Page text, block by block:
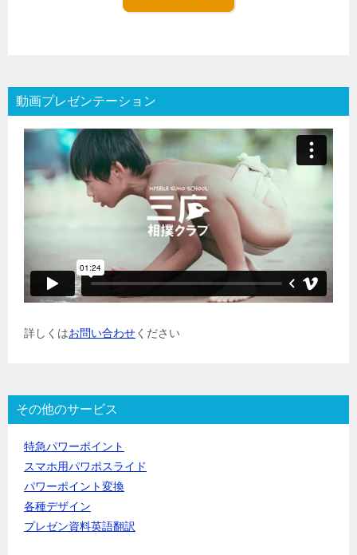
動画プレゼンテーション
詳しくはお問い合わせください
その他のサービス
特急パワーポイント
スマホ用パワポスライド
パワーポイント変換
各種デザイン
プレゼン資料英語翻訳